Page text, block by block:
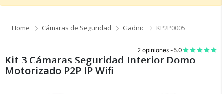
Home Cámaras de Seguridad Gadnic KP2P0005
2 opiniones -5.0
Kit 3 Cámaras Seguridad Interior Domo
Motorizado P2P IP Wifi